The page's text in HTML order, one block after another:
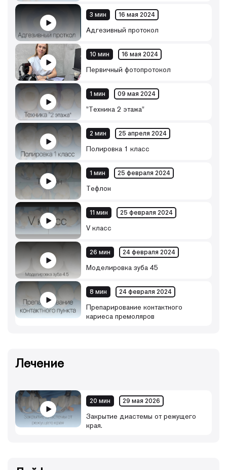
3 мин 16 мая 2024
Адгезивный протокол
10 мин 16 мая 2024
Первичный фотопротокол
1 мин 09 мая 2024
"Техника 2 этажа"
2 мин 25 апреля 2024
Полировка 1 класс
1 мин 25 февраля 2024
Тефлон
11 мин 25 февраля 2024
V класс
26 мин 24 февраля 2024
Моделировка зуба 45
8 мин 24 февраля 2024
Препарирование контактного
кариеса премоляров
Лечение
20 мин 29 мая 2026
Закрытие диастемы от режущего
края.